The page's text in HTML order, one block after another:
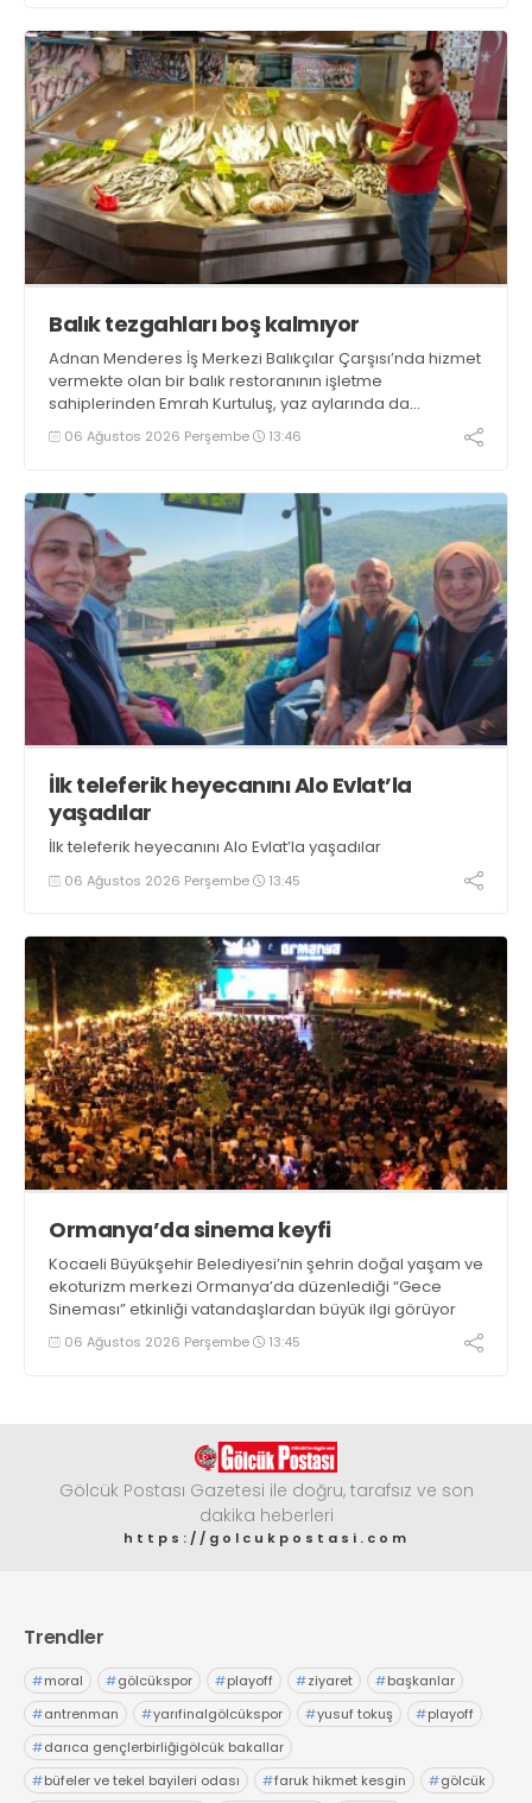
Balık tezgahları boş kalmıyor
Adnan Menderes İş Merkezi Balıkçılar Çarşısı’nda hizmet
vermekte olan bir balık restoranının işletme
sahiplerinden Emrah Kurtuluş, yaz aylarında da
tezgahlarda taze balık bulunduğunu ifade ederek “Yıl
boyunca tezgahlarda taze balık bulmak mümkün
06 Ağustos 2026 Perşembe 13:46
İlk teleferik heyecanını Alo Evlat’la
yaşadılar
İlk teleferik heyecanını Alo Evlat’la yaşadılar
06 Ağustos 2026 Perşembe 13:45
Ormanya’da sinema keyfi
Kocaeli Büyükşehir Belediyesi’nin şehrin doğal yaşam ve
ekoturizm merkezi Ormanya’da düzenlediği “Gece
Sineması” etkinliği vatandaşlardan büyük ilgi görüyor
06 Ağustos 2026 Perşembe 13:45
Gölcük Postası Gazetesi ile doğru, tarafsız ve son
dakika heberleri
https://golcukpostasi.com
Trendler
#moral #gölcükspor #playoff #ziyaret #başkanlar
#antrenman #yarıfinalgölcükspor #yusuf tokuş #playoff
#darıca gençlerbirliğigölcük bakallar
#büfeler ve tekel bayileri odası #faruk hikmet kesgin #gölcük